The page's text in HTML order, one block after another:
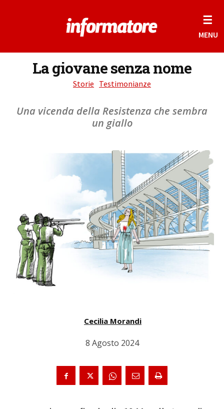
☰
MENU
La giovane senza nome
Storie Testimonianze
Una vicenda della Resistenza che sembra
un giallo
Cecilia Morandi
8 Agosto 2024